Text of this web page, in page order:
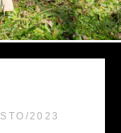
2023